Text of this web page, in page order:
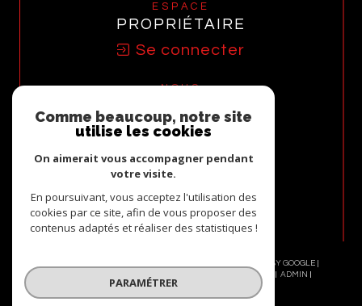
ESPACE
PROPRIÉTAIRE
Se connecter
NOUS
© 2026 | TOUS DROITS RÉSERVÉS | TRADUCTION POWERED BY GOOGLE |
MENTIONS LÉGALES
ADMIN
NOS LIENS
POLITIQUE RGPD
Comme beaucoup, notre site
utilise les cookies
On aimerait vous accompagner pendant
votre visite.
En poursuivant, vous acceptez l'utilisation des
cookies par ce site, afin de vous proposer des
contenus adaptés et réaliser des statistiques !
PARAMÉTRER